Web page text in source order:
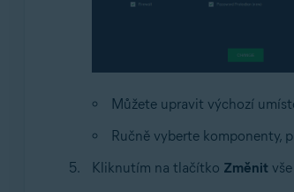
Můžete upravit výchozí
Ručně vyberte komponenty,
Kliknutím na tlačítko Změnit